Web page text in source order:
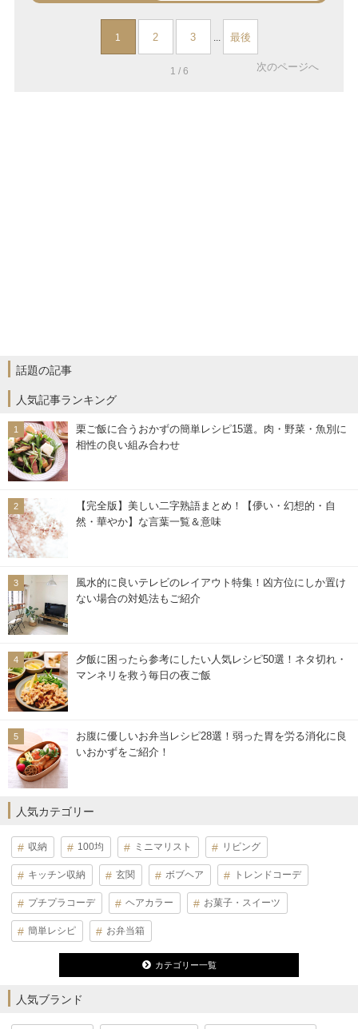
1 2 3 ... 最後
1 / 6 次のページへ
話題の記事
人気記事ランキング
栗ご飯に合うおかずの簡単レシピ15選。肉・野菜・魚別に
相性の良い組み合わせ
【完全版】美しい二字熟語まとめ！【儚い・幻想的・自
然・華やか】な言葉一覧＆意味
風水的に良いテレビのレイアウト特集！凶方位にしか置け
ない場合の対処法もご紹介
夕飯に困ったら参考にしたい人気レシピ50選！ネタ切れ・
マンネリを救う毎日の夜ご飯
お腹に優しいお弁当レシピ28選！弱った胃を労る消化に良
いおかずをご紹介！
人気カテゴリー
収納 100均 ミニマリスト リビング
キッチン収納 玄関 ボブヘア トレンドコーデ
プチプラコーデ ヘアカラー お菓子・スイーツ
簡単レシピ お弁当箱
カテゴリー一覧
人気ブランド